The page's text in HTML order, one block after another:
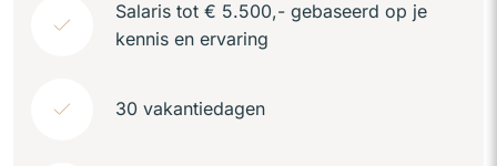
Salaris tot € 5.500,- gebaseerd op je
kennis en ervaring
30 vakantiedagen